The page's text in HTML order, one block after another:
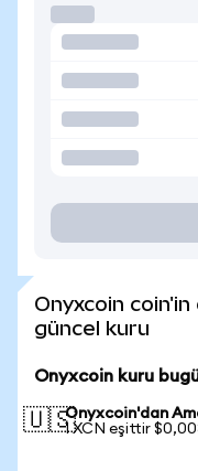
Onyxcoin
güncel kuru
Onyxcoin kuru
🇺🇸Onyxcoin'dan
1 XCN eşittir